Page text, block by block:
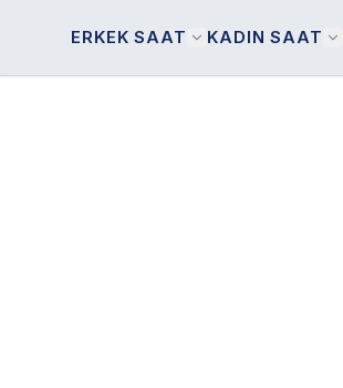
ERKEK SAAT KADIN SAAT